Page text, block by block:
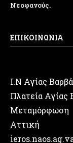
Νεοφανούς.
ΕΠΙΚΟΙΝΩΝΙΑ
Ι.Ν Αγίας
Πλατεία Αγίας
Μεταμόρφωση
Αττική